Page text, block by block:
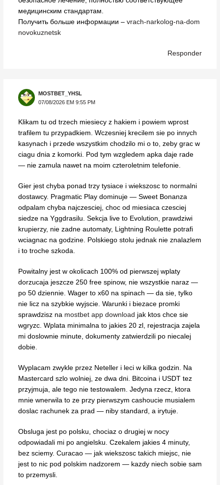
медицинским стандартам.
Получить больше информации – vrach-narkolog-na-dom
novokuznetsk
Responder
MOSTBET_YHSL
07/08/2026 EM 9:55 PM
Klikam tu od trzech miesiecy z hakiem i powiem wprost
trafilem tu przypadkiem. Wczesniej krecilem sie po innych
kasynach i przede wszystkim chodzilo mi o to, zeby grac w
ciagu dnia z komorki. Pod tym wzgledem apka daje rade
— nie zamula nawet na moim czteroletnim telefonie.
Gier jest chyba ponad trzy tysiace i wiekszosc to normalni
dostawcy. Pragmatic Play dominuje — Sweet Bonanza
odpalam chyba najczesciej, choc od miesiaca czesciej
siedze na Yggdrasilu. Sekcja live to Evolution, prawdziwi
krupierzy, nie zadne automaty, Lightning Roulette potrafi
wciagnac na godzine. Polskiego stolu jednak nie znalazlem
i to troche szkoda.
Powitalny jest w okolicach 100% od pierwszej wplaty
dorzucaja jeszcze 250 free spinow, nie wszystkie naraz —
po 50 dziennie. Wager to x60 na spinach — da sie, tylko
nie licz na szybkie wyjscie. Warunki i biezace promki
sprawdzisz na mostbet app download jak ktos chce sie
wgryzc. Wplata minimalna to jakies 20 zl, rejestracja zajela
mi doslownie minute, dokumenty zatwierdzili po niecalej
dobie.
Wyplacam zwykle przez Neteller i leci w kilka godzin. Na
Mastercard szlo wolniej, ze dwa dni. Bitcoina i USDT tez
przyjmuja, ale tego nie testowalem. Jedyna rzecz, ktora
mnie wnerwila to ze przy pierwszym cashoucie musialem
doslac rachunek za prad — niby standard, a irytuje.
Obsluga jest po polsku, chociaz o drugiej w nocy
odpowiadali mi po angielsku. Czekalem jakies 4 minuty,
bez sciemy. Curacao — jak wiekszosc takich miejsc, nie
jest to nic pod polskim nadzorem — kazdy niech sobie sam
to przemysli.